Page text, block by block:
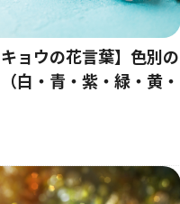
キョウの花言葉】色別の
白・青・紫・緑・黄・